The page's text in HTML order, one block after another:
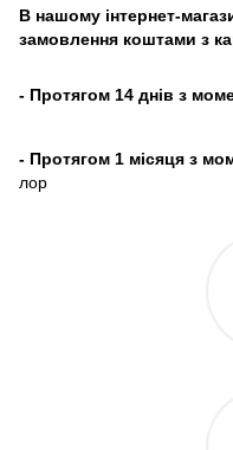
В нашому інтернет-
замовлення коштами з
- Протягом 14 днів з
- Протягом 1 місяця з
лор